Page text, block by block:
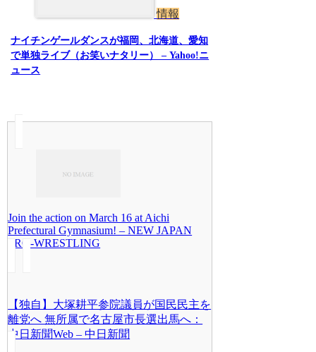
情報
ナイチンゲールダンスが福岡、北海道、愛知
で単独ライブ（お笑いナタリー） – Yahoo!ニ
ュース
Join the action on March 16 at Aichi
Prefectural Gymnasium! – NEW JAPAN
PRO-WRESTLING
【独自】大塚耕平参院議員が国民民主を
離党へ 無所属で名古屋市長選出馬へ：
中日新聞Web – 中日新聞